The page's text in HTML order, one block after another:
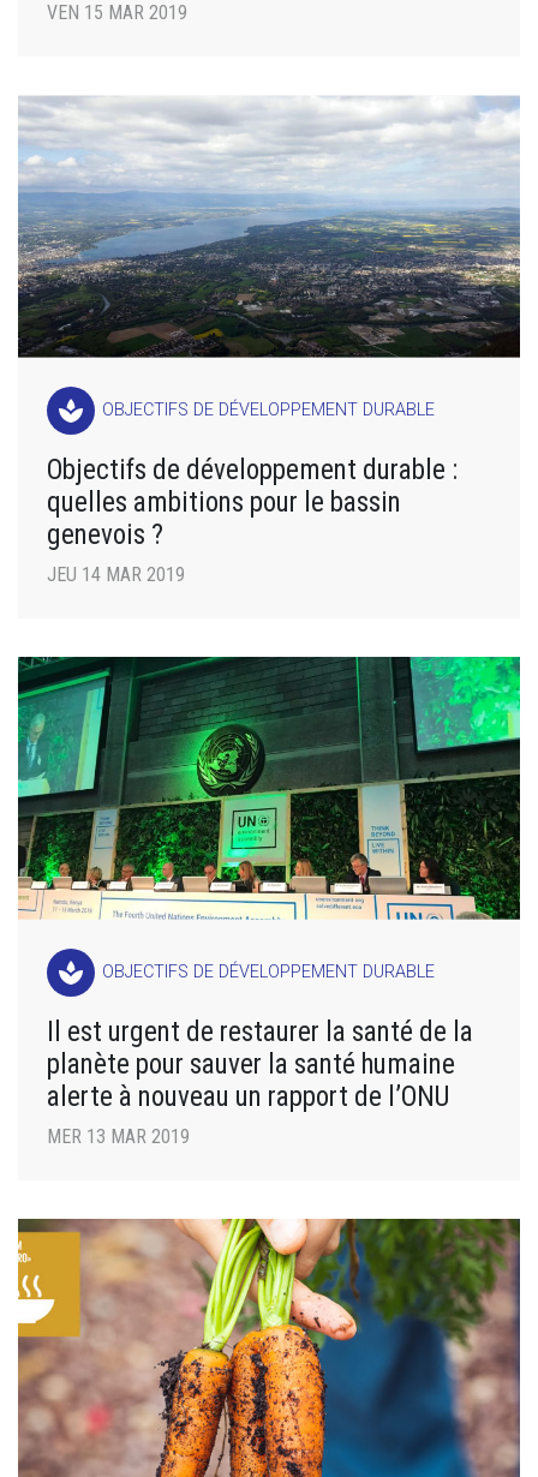
VEN 15 MAR 2019
spa OBJECTIFS DE DÉVELOPPEMENT DURABLE
Objectifs de développement durable :
quelles ambitions pour le bassin
genevois ?
JEU 14 MAR 2019
spa OBJECTIFS DE DÉVELOPPEMENT DURABLE
Il est urgent de restaurer la santé de la
planète pour sauver la santé humaine
alerte à nouveau un rapport de l’ONU
MER 13 MAR 2019